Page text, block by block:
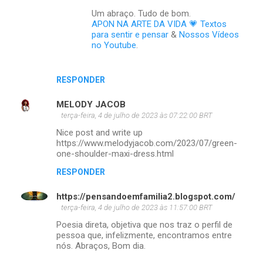
RESPONDER
Um abraço. Tudo de bom.
APON NA ARTE DA VIDA 💗 Textos
para sentir e pensar & Nossos Vídeos
no Youtube
MELODY JACOB
terça-feira, 4 de julho de 2023 às 07:22:00 BRT
Nice post and write up
https://www.melodyjacob.com/2023/07/green-
one-shoulder-maxi-dress.html
RESPONDER
https://pensandoemfamilia2.blogspot.com/
terça-feira, 4 de julho de 2023 às 11:57:00 BRT
Poesia direta, objetiva que nos traz o perfil de
pessoa que, infelizmente, encontramos entre
nós. Abraços, Bom dia.